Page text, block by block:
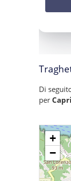
Di
per Capri
+
−